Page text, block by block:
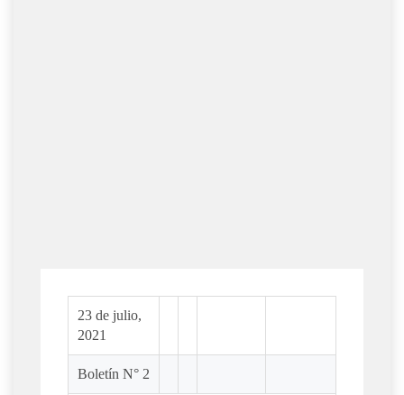
23 de julio,
2021
Boletín N° 2